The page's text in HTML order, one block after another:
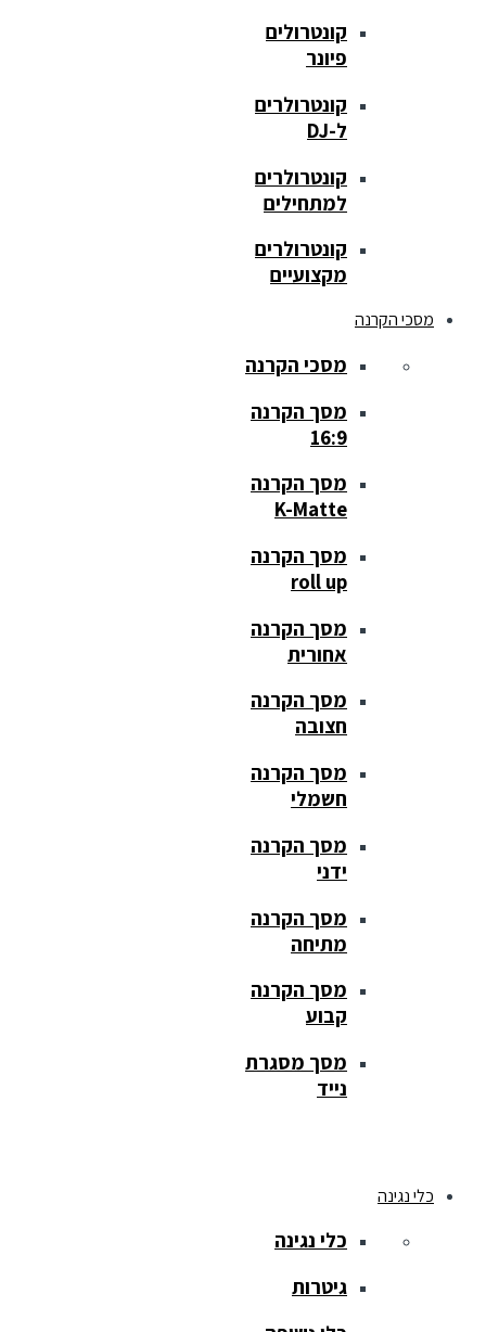
קונטרולים
פיונר
קונטרולרים
ל-DJ
קונטרולרים
למתחילים
קונטרולרים
מקצועיים
מסכי הקרנה
מסכי הקרנה
מסך הקרנה
16:9
מסך הקרנה
K-Matte
מסך הקרנה
roll up
מסך הקרנה
אחורית
מסך הקרנה
חצובה
מסך הקרנה
חשמלי
מסך הקרנה
ידני
מסך הקרנה
מתיחה
מסך הקרנה
קבוע
מסך מסגרת
נייד
כלי נגינה
כלי נגינה
גיטרות